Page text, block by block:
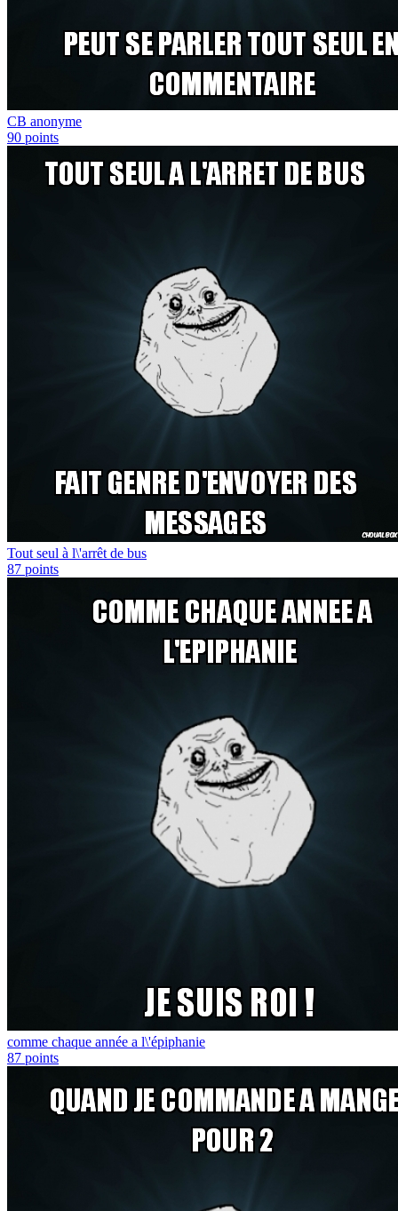
CB anonyme
90 points
Tout seul à l\'arrêt de bus
87 points
comme chaque année a l\'épiphanie
87 points